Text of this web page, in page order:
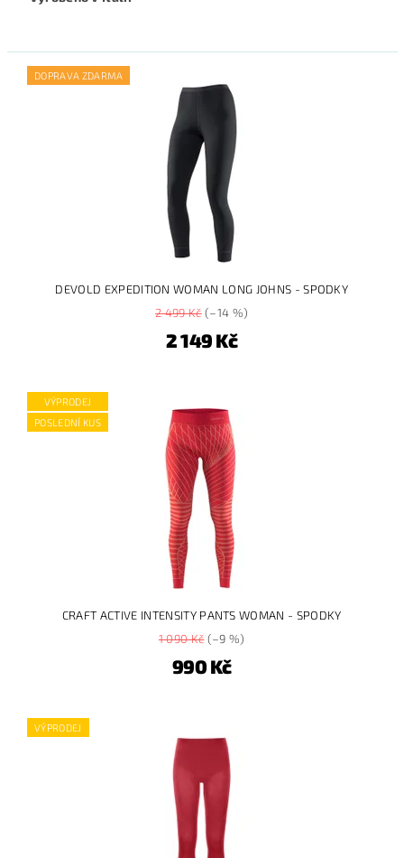
DOPRAVA ZDARMA
DEVOLD EXPEDITION WOMAN LONG JOHNS - SPODKY
2 499 Kč(–14 %)
2 149 Kč
VÝPRODEJ
POSLEDNÍ KUS
CRAFT ACTIVE INTENSITY PANTS WOMAN - SPODKY
1 090 Kč(–9 %)
990 Kč
VÝPRODEJ